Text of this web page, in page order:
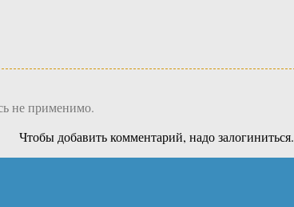
не применимо.
Чтобы добавить комментарий, надо залогиниться.